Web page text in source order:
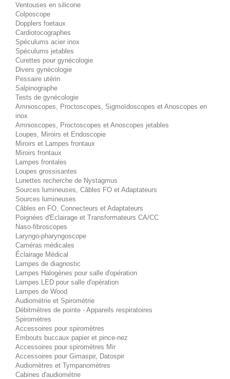
Ventouses en silicone
Colposcope
Dopplers foetaux
Cardiotocographes
Spéculums acier inox
Spéculums jetables
Curettes pour gynécologie
Divers gynécologie
Pessaire utérin
Salpinographe
Tests de gynécologie
Amnioscopes, Proctoscopes, Sigmoïdoscopes et Anoscopes en
inox
Amnioscopes, Proctoscopes et Anoscopes jetables
Loupes, Miroirs et Endoscopie
Miroirs et Lampes frontaux
Miroirs frontaux
Lampes frontales
Loupes grossisantes
Lunettes recherche de Nystagmus
Sources lumineuses, Câbles FO et Adaptateurs
Sources lumineuses
Câbles en FO, Connecteurs et Adaptateurs
Poignées d'Eclairage et Transformateurs CA/CC
Naso-fibroscopes
Laryngo-pharyngoscope
Caméras médicales
Éclairage Médical
Lampes de diagnostic
Lampes Halogènes pour salle d'opération
Lampes LED pour salle d'opération
Lampes de Wood
Audiométrie et Spirométrie
Débitmètres de pointe - Appareils respiratoires
Spiromètres
Accessoires pour spiromètres
Embouts buccaux papier et pince-nez
Accessoires pour spiromètres Mir
Accessoires pour Gimaspir, Datospir
Audiomètres et Tympanomètres
Cabines d'audiométrie